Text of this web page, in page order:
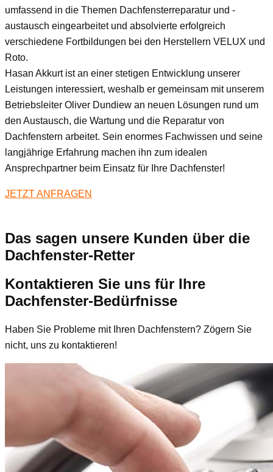
umfassend in die Themen Dachfensterreparatur und -
austausch eingearbeitet und absolvierte erfolgreich
verschiedene Fortbildungen bei den Herstellern VELUX und
Roto.
Hasan Akkurt ist an einer stetigen Entwicklung unserer
Leistungen interessiert, weshalb er gemeinsam mit unserem
Betriebsleiter Oliver Dundiew an neuen Lösungen rund um
den Austausch, die Wartung und die Reparatur von
Dachfenstern arbeitet. Sein enormes Fachwissen und seine
langjährige Erfahrung machen ihn zum idealen
Ansprechpartner beim Einsatz für Ihre Dachfenster!
JETZT ANFRAGEN
Das sagen unsere Kunden über die
Dachfenster-Retter
Kontaktieren Sie uns für Ihre
Dachfenster-Bedürfnisse
Haben Sie Probleme mit Ihren Dachfenstern? Zögern Sie
nicht, uns zu kontaktieren!